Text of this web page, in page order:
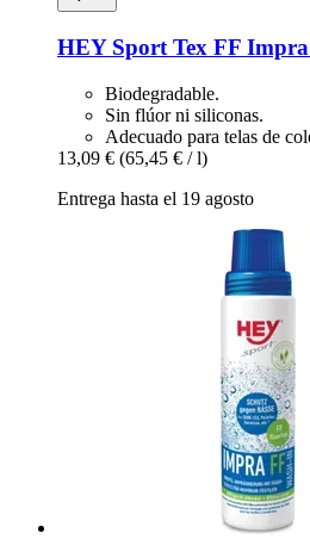
HEY Sport Tex FF
Biodegradable.
Sin flúor ni siliconas.
Adecuado para telas de
13,09 € (65,45 € / l)
Entrega hasta el 19 agosto